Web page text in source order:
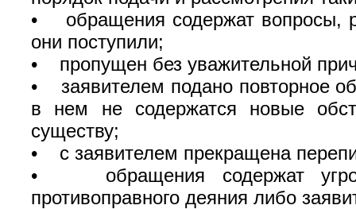
• обращения содержат вопросы,
они поступили;
• пропущен без уважительной
• заявителем подано повторное
в нем не содержатся новые
существу;
• с заявителем прекращена
• обращения содержат
противоправного деяния либо